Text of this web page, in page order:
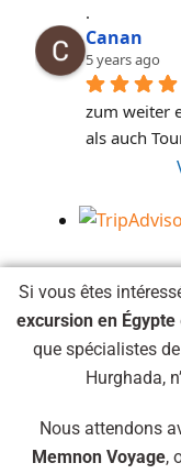
.
Canan
5 years ago
zum weiter
als auch
Si vous êtes
excursion en Égypte
que spécialistes
Hurghada,
Nous attendons
Memnon Voyage,